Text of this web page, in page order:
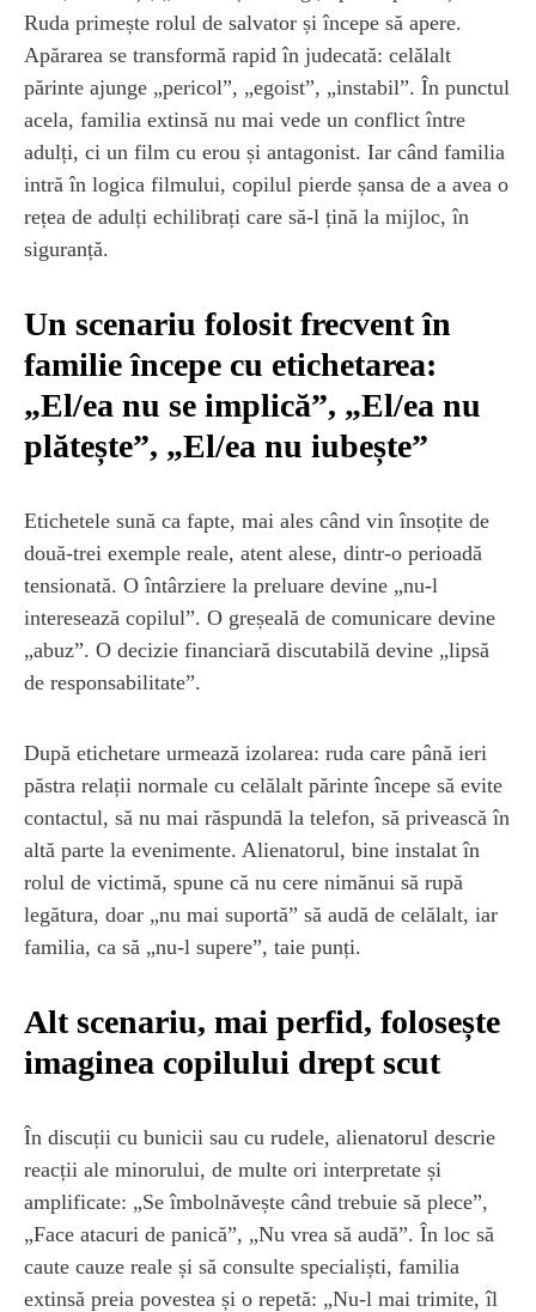
Ruda primește rolul de salvator și începe să apere.
Apărarea se transformă rapid în judecată: celălalt
părinte ajunge „pericol”, „egoist”, „instabil”. În punctul
acela, familia extinsă nu mai vede un conflict între
adulți, ci un film cu erou și antagonist. Iar când familia
intră în logica filmului, copilul pierde șansa de a avea o
rețea de adulți echilibrați care să-l țină la mijloc, în
siguranță.
Un scenariu folosit frecvent în
familie începe cu etichetarea:
„El/ea nu se implică”, „El/ea nu
plătește”, „El/ea nu iubește”
Etichetele sună ca fapte, mai ales când vin însoțite de
două-trei exemple reale, atent alese, dintr-o perioadă
tensionată. O întârziere la preluare devine „nu-l
interesează copilul”. O greșeală de comunicare devine
„abuz”. O decizie financiară discutabilă devine „lipsă
de responsabilitate”.
După etichetare urmează izolarea: ruda care până ieri
păstra relații normale cu celălalt părinte începe să evite
contactul, să nu mai răspundă la telefon, să privească în
altă parte la evenimente. Alienatorul, bine instalat în
rolul de victimă, spune că nu cere nimănui să rupă
legătura, doar „nu mai suportă” să audă de celălalt, iar
familia, ca să „nu-l supere”, taie punți.
Alt scenariu, mai perfid, folosește
imaginea copilului drept scut
În discuții cu bunicii sau cu rudele, alienatorul descrie
reacții ale minorului, de multe ori interpretate și
amplificate: „Se îmbolnăvește când trebuie să plece”,
„Face atacuri de panică”, „Nu vrea să audă”. În loc să
caute cauze reale și să consulte specialiști, familia
extinsă preia povestea și o repetă: „Nu-l mai trimite, îl